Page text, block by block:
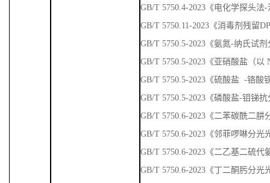
GB/T 5750.4-2023《电化学探头法
GB/T 5750.11-2023《消毒剂残留
GB/T 5750.5-2023《氨氮-纳氏试
GB/T 5750.5-2023《亚硝酸盐（
GB/T 5750.5-2023《硫酸盐 -铬酸
GB/T 5750.5-2023《磷酸盐-钼锑
GB/T 5750.6-2023《二苯碳酰二
GB/T 5750.6-2023《邻菲啰啉分光
GB/T 5750.6-2023《二乙基二硫
GB/T 5750.6-2023《丁二酮肟分光